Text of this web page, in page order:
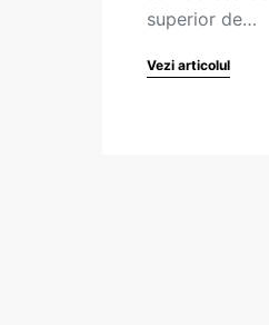
superior de…
Vezi articolul